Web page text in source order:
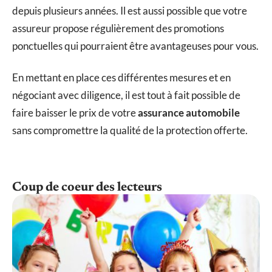
depuis plusieurs années. Il est aussi possible que votre
assureur propose régulièrement des promotions
ponctuelles qui pourraient être avantageuses pour vous.
En mettant en place ces différentes mesures et en
négociant avec diligence, il est tout à fait possible de
faire baisser le prix de votreassurance automobile
sans compromettre la qualité de la protection offerte.
Coup de coeur des lecteurs